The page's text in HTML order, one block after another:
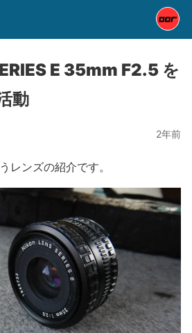
E 35mm F2.5 を
動
2年前
レンズの紹介です。